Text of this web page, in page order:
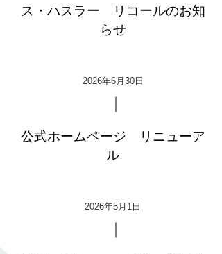
ス・ハスラー リコールのお知
らせ
2026年6月30日
公式ホームページ リニューア
ル
2026年5月1日